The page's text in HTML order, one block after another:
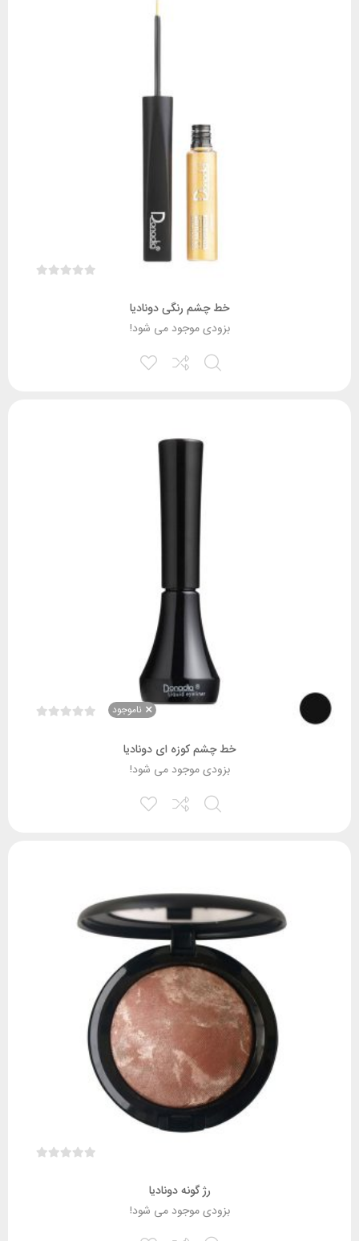
خط چشم رنگی دونادیا
بزودی موجود می شود!
ناموجود
خط چشم کوزه ای دونادیا
بزودی موجود می شود!
رژ گونه دونادیا
بزودی موجود می شود!